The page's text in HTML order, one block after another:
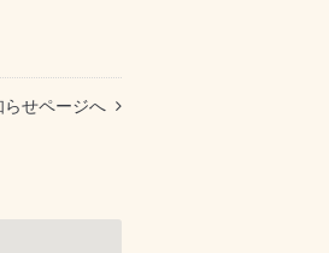
らせページへ